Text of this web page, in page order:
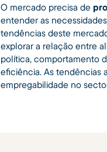
O mercado precisa de
entender as
tendências deste
explorar a relação entre
política, comportamento
eficiência. As tendências
empregabilidade no